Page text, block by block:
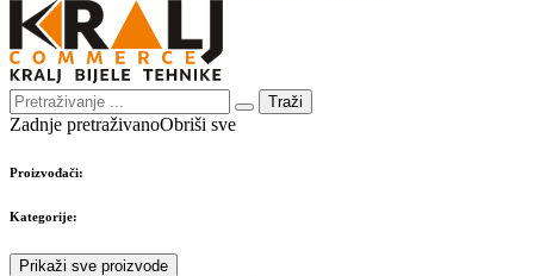
Traži
Zadnje pretraživanoObriši sve
Proizvođači:
Kategorije:
Prikaži sve proizvode